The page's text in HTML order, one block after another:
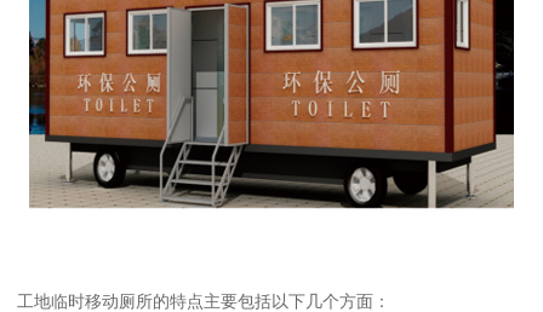
工地临时移动厕所的特点主要包括以下几个方面：